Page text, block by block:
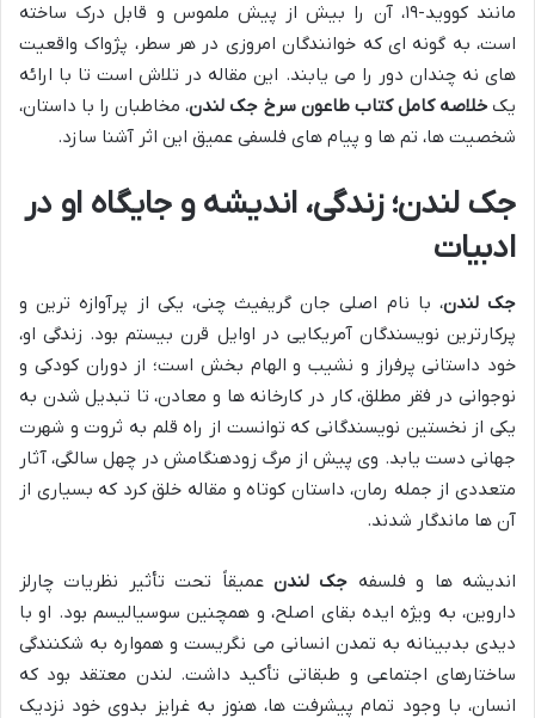
مانند کووید-۱۹، آن را بیش از پیش ملموس و قابل درک ساخته
است، به گونه ای که خوانندگان امروزی در هر سطر، پژواک واقعیت
های نه چندان دور را می یابند. این مقاله در تلاش است تا با ارائه
یکخلاصه کامل کتاب طاعون سرخ جک لندن، مخاطبان را با داستان،
شخصیت ها، تم ها و پیام های فلسفی عمیق این اثر آشنا سازد.
جک لندن؛ زندگی، اندیشه و جایگاه او در
ادبیات
جک لندن، با نام اصلی جان گریفیث چنی، یکی از پرآوازه ترین و
پرکارترین نویسندگان آمریکایی در اوایل قرن بیستم بود. زندگی او،
خود داستانی پرفراز و نشیب و الهام بخش است؛ از دوران کودکی و
نوجوانی در فقر مطلق، کار در کارخانه ها و معادن، تا تبدیل شدن به
یکی از نخستین نویسندگانی که توانست از راه قلم به ثروت و شهرت
جهانی دست یابد. وی پیش از مرگ زودهنگامش در چهل سالگی، آثار
متعددی از جمله رمان، داستان کوتاه و مقاله خلق کرد که بسیاری از
آن ها ماندگار شدند.
اندیشه ها و فلسفه جک لندن عمیقاً تحت تأثیر نظریات چارلز
داروین، به ویژه ایده بقای اصلح، و همچنین سوسیالیسم بود. او با
دیدی بدبینانه به تمدن انسانی می نگریست و همواره به شکنندگی
ساختارهای اجتماعی و طبقاتی تأکید داشت. لندن معتقد بود که
انسان، با وجود تمام پیشرفت ها، هنوز به غرایز بدوی خود نزدیک